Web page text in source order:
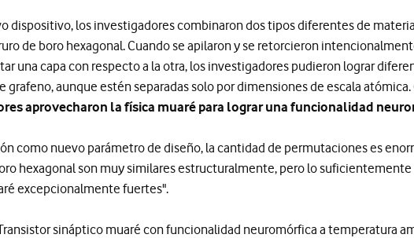
dispositivo, los investigadores combinaron dos tipos diferentes de
de boro hexagonal. Cuando se apilaron y se retorcieron
una capa con respecto a la otra, los investigadores pudieron lograr
grafeno, aunque estén separadas solo por dimensiones de escala
aprovecharon la física muaré para lograr una funcionalidad
como nuevo parámetro de diseño, la cantidad de permutaciones es
hexagonal son muy similares estructuralmente, pero lo
excepcionalmente fuertes".
sináptico muaré con funcionalidad neuromórfica a temperatura